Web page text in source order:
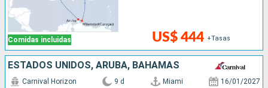
Comidas incluidas US$ 444 +Tasas
ESTADOS UNIDOS, ARUBA, BAHAMAS
Carnival Horizon 9 d Miami 16/01/2027